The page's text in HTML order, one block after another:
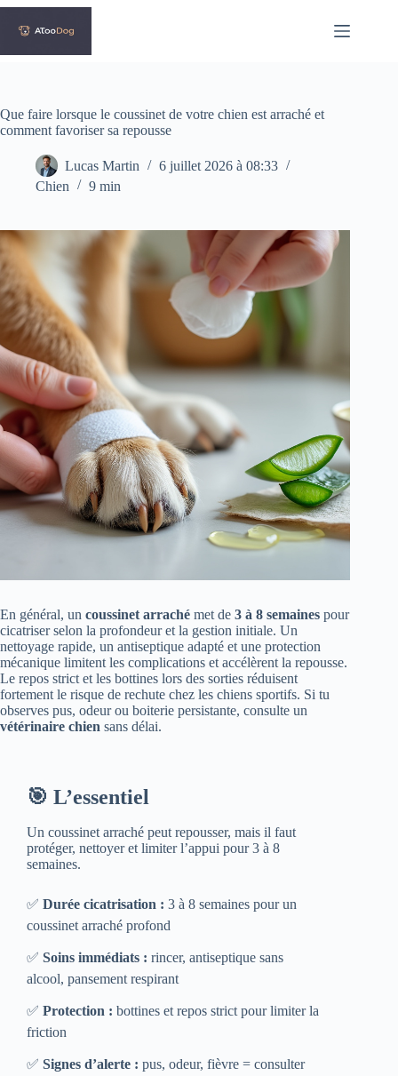
Passer
contenu
Que faire lorsque le coussinet de votre chien est arraché et
comment favoriser sa repousse
Lucas Martin
6 juillet 2026 à 08:33
Chien
9 min
En général, un coussinet arraché met de 3 à 8 semaines pour
cicatriser selon la profondeur et la gestion initiale. Un
nettoyage rapide, un antiseptique adapté et une protection
mécanique limitent les complications et accélèrent la repousse.
Le repos strict et les bottines lors des sorties réduisent
fortement le risque de rechute chez les chiens sportifs. Si tu
observes pus, odeur ou boiterie persistante, consulte un
vétérinaire chien sans délai.
🎯 L’essentiel
Un coussinet arraché peut repousser, mais il faut
protéger, nettoyer et limiter l’appui pour 3 à 8
semaines.
✅ Durée cicatrisation : 3 à 8 semaines pour un
coussinet arraché profond
✅ Soins immédiats : rincer, antiseptique sans
alcool, pansement respirant
✅ Protection : bottines et repos strict pour limiter la
friction
✅ Signes d’alerte : pus, odeur, fièvre = consulter